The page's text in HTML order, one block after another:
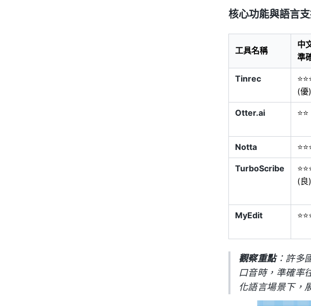
核心功能與語言
工具名稱
中
準
Tinrec
(優)
Otter.ai
Notta
TurboScribe
(良)
MyEdit
觀察重點：許多
口音時，準確率
化語言場景下，